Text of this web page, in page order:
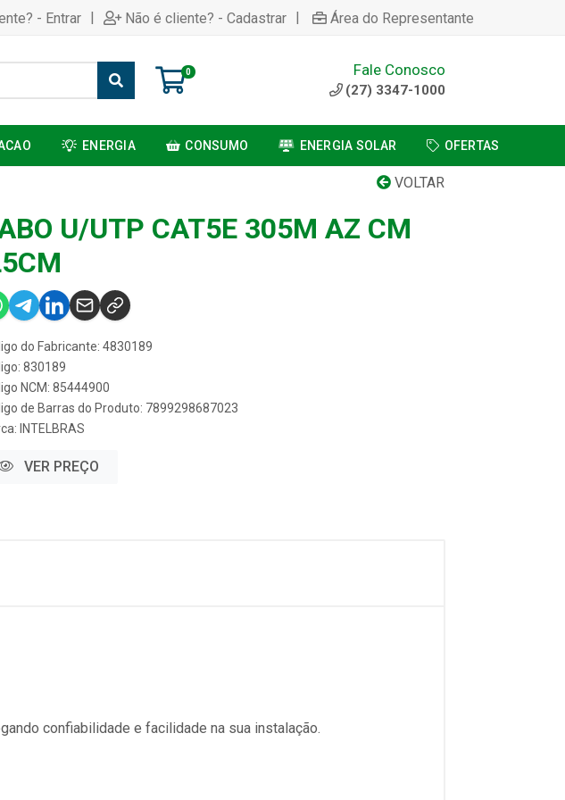
- Entrar | Não é cliente? - Cadastrar | Área do Representante
0 Fale Conosco
(27) 3347-1000
ENERGIA CONSUMO ENERGIA SOLAR OFERTAS
VOLTAR
U/UTP CAT5E 305M AZ CM
do Fabricante: 4830189
830189
NCM: 85444900
de Barras do Produto: 7899298687023
INTELBRAS
VER PREÇO
confiabilidade e facilidade na sua instalação.